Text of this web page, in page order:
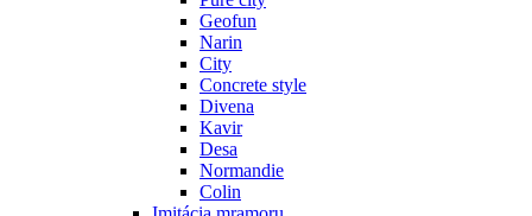
Geofun
Narin
City
Concrete style
Divena
Kavir
Desa
Normandie
Colin